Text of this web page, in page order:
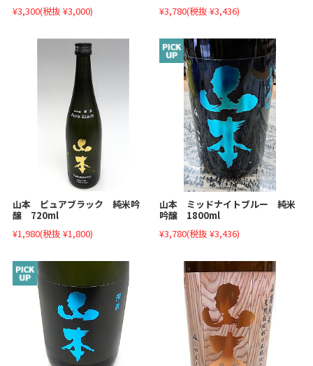
¥3,300(税抜 ¥3,000)
¥3,780(税抜 ¥3,436)
山本 ピュアブラック 純米吟
醸 720ml
¥1,980(税抜 ¥1,800)
山本 ミッドナイトブルー 純米
吟醸 1800ml
¥3,780(税抜 ¥3,436)